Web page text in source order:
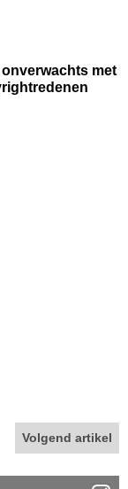
met
Volgend artikel